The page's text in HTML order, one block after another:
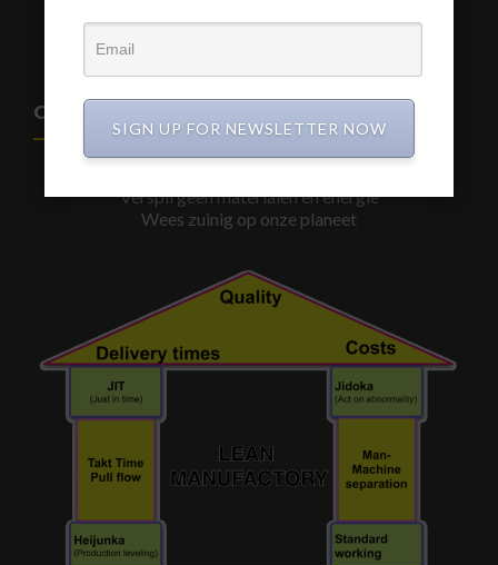
www.a3-advies.eu
CIRCULAIR BOUWEN
Verspil geen materialen en energie
Wees zuinig op onze planeet
SIGN UP FOR NEWSLETTER NOW